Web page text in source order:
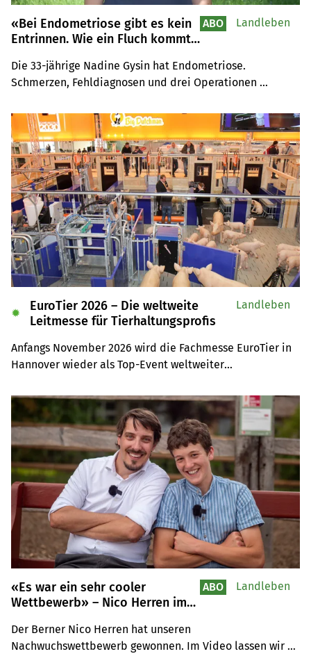
«Bei Endometriose gibt es kein
Entrinnen. Wie ein Fluch kommt
Die 33-jährige Nadine Gysin hat Endometriose.
Schmerzen, Fehldiagnosen und drei Operationen
Krankheit betrifft eine von zehn Frauen. Damit
klarzukommen, sei eine Lebensaufgabe.
ABO Landleben
EuroTier 2026 – Die weltweite
Leitmesse für Tierhaltungsprofis
Anfangs November 2026 wird die Fachmesse EuroTier in
Hannover wieder als Top-Event weltweiter
Leserreise sind Sie selber mit dabei.
✹
Landleben
«Es war ein sehr cooler
Wettbewerb» – Nico Herren im
2026»
Der Berner Nico Herren hat unseren
Nachwuchswettbewerb gewonnen. Im Video lassen wir
ABO Landleben